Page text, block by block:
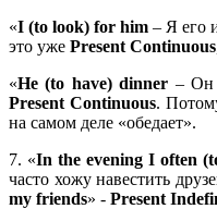
«I (to look) for him – Я его
это уже Present Continuous
«He (to have) dinner – Он
Present Continuous.
на самом деле «обедает».
7. «In the evening I often
часто хожу навестить
my friends» - Present